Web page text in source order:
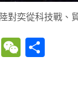
對奕從科技戰、
Line